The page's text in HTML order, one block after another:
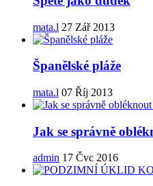
mata.l 27 Zář 2013
Španělské pláže
mata.l 07 Říj 2013
Jak se správně
admin 17 Čvc 2016